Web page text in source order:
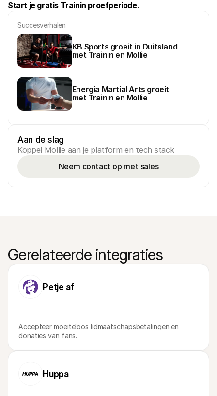
Start je gratis Trainin proefperiode.
Succesverhalen
KB Sports groeit in Duitsland
met Trainin en Mollie
Energia Martial Arts groeit
met Trainin en Mollie
Aan de slag
Koppel Mollie aan je platform en tech stack
Neem contact op met sales
Gerelateerde integraties
Petje af
Accepteer moeiteloos lidmaatschapsbetalingen en
donaties van fans.
Huppa